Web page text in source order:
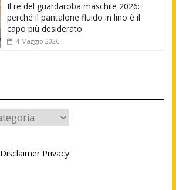
Il re del guardaroba maschile 2026:
perché il pantalone fluido in lino è il
capo più desiderato
4 Maggio 2026
Disclaimer Privacy